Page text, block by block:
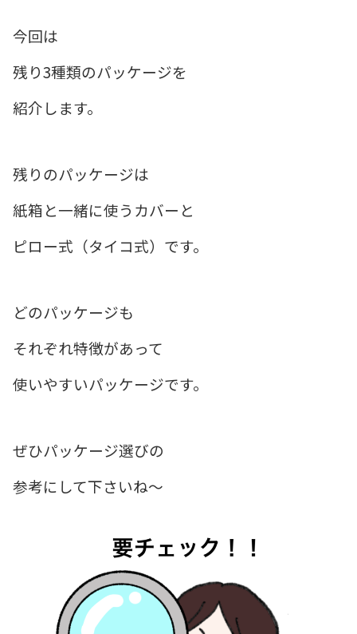
今回は
残り3種類のパッケージを
紹介します。
残りのパッケージは
紙箱と一緒に使うカバーと
ピロー式（タイコ式）です。
どのパッケージも
それぞれ特徴があって
使いやすいパッケージです。
ぜひパッケージ選びの
参考にして下さいね～